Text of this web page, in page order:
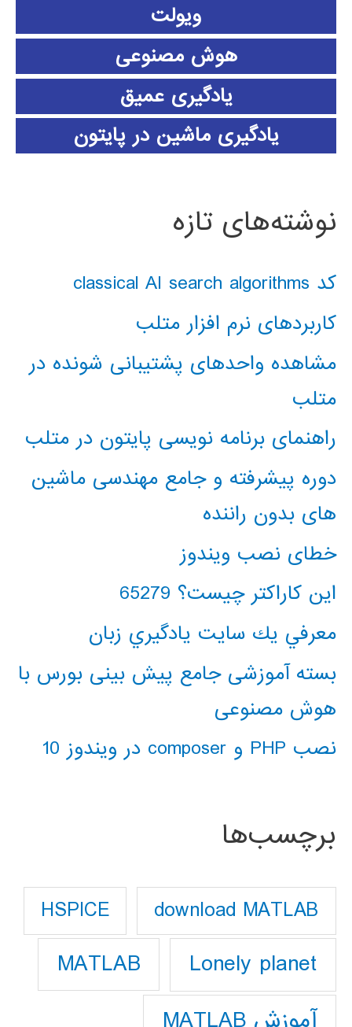
ویولت
هوش مصنوعی
یادگیری عمیق
یادگیری ماشین در پایتون
نوشته‌های تازه
کد classical AI search algorithms
کاربردهای نرم افزار متلب
مشاهده واحدهای پشتیبانی شونده در
متلب
راهنمای برنامه نویسی پایتون در متلب
دوره پیشرفته و جامع مهندسی ماشین
های بدون راننده
خطای نصب ویندوز
این کاراکتر چیست؟ 65279
معرفي يك سايت يادگيري زبان
بسته آموزشی جامع پیش بینی بورس با
هوش مصنوعی
نصب PHP و composer در ویندوز 10
برچسب‌ها
download MATLAB
HSPICE
Lonely planet
MATLAB